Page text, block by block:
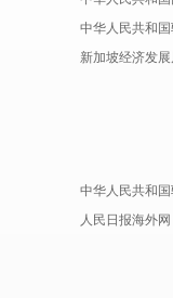
中华人民共和
新加坡经济发展
中华人民共和
人民日报海外网